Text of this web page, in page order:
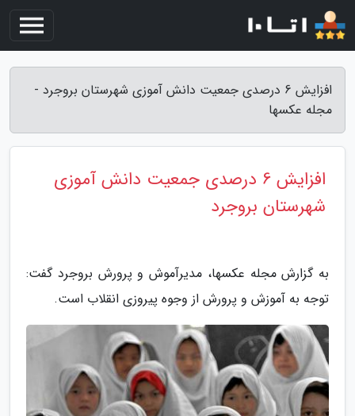
افزایش 6 درصدی جمعیت دانش آموزی شهرستان بروجرد -
مجله عکسها
افزایش 6 درصدی جمعیت دانش آموزی
شهرستان بروجرد
به گزارش مجله عکسها، مدیرآموش و پرورش بروجرد گفت:
توجه به آموزش و پرورش از وجوه پیروزی انقلاب است.